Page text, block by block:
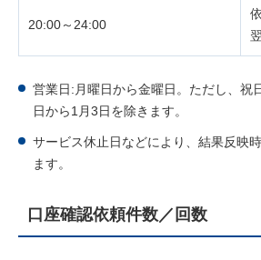
20:00～24:00
営業日:月曜日から金曜日。ただし、祝
日から1月3日を除きます。
サービス休止日などにより、結果反映
ます。
口座確認依頼件数／回数